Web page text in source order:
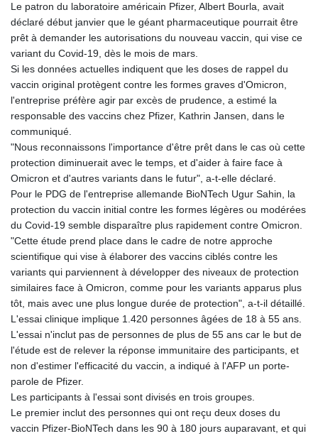
Le patron du laboratoire américain Pfizer, Albert Bourla, avait
déclaré début janvier que le géant pharmaceutique pourrait être
prêt à demander les autorisations du nouveau vaccin, qui vise ce
variant du Covid-19, dès le mois de mars.
Si les données actuelles indiquent que les doses de rappel du
vaccin original protègent contre les formes graves d'Omicron,
l'entreprise préfère agir par excès de prudence, a estimé la
responsable des vaccins chez Pfizer, Kathrin Jansen, dans le
communiqué.
"Nous reconnaissons l'importance d'être prêt dans le cas où cette
protection diminuerait avec le temps, et d'aider à faire face à
Omicron et d'autres variants dans le futur", a-t-elle déclaré.
Pour le PDG de l'entreprise allemande BioNTech Ugur Sahin, la
protection du vaccin initial contre les formes légères ou modérées
du Covid-19 semble disparaître plus rapidement contre Omicron.
"Cette étude prend place dans le cadre de notre approche
scientifique qui vise à élaborer des vaccins ciblés contre les
variants qui parviennent à développer des niveaux de protection
similaires face à Omicron, comme pour les variants apparus plus
tôt, mais avec une plus longue durée de protection", a-t-il détaillé.
L'essai clinique implique 1.420 personnes âgées de 18 à 55 ans.
L'essai n'inclut pas de personnes de plus de 55 ans car le but de
l'étude est de relever la réponse immunitaire des participants, et
non d'estimer l'efficacité du vaccin, a indiqué à l'AFP un porte-
parole de Pfizer.
Les participants à l'essai sont divisés en trois groupes.
Le premier inclut des personnes qui ont reçu deux doses du
vaccin Pfizer-BioNTech dans les 90 à 180 jours auparavant, et qui